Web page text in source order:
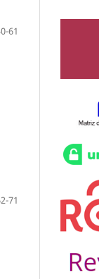
61
71